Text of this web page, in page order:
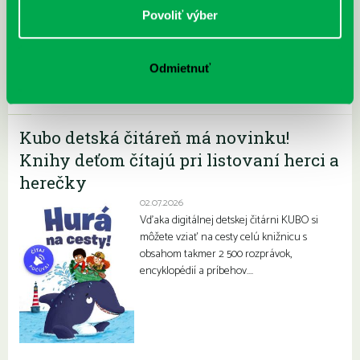
Povoliť výber
Odmietnuť
06.07.2026
stretávajú šikovné deti a mládež z Klubu
Kubo detská čitáreň má novinku!
Knihy deťom čítajú pri listovaní herci a
herečky
02.07.2026
Vďaka digitálnej detskej čitárni KUBO si
môžete vziať na cesty celú knižnicu s
obsahom takmer 2 500 rozprávok,
encyklopédií a príbehov….